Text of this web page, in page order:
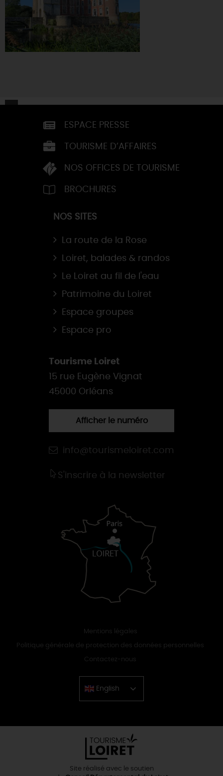
ESPACE PRESSE
TOURISME D’AFFAIRES
NOS OFFICES DE TOURISME
BROCHURES
NOS SITES
La route de la Rose
Loiret, balades & randos
Le Loiret au fil de l'eau
Patrimoine du Loiret
Espace groupes
Espace pro
Tourisme Loiret
15 rue Eugène Vignat
45000 Orléans
Afficher le numéro
info@tourismeloiret.com
S'inscrire à la newsletter
Mentions légales
Politique générale de protection des données personnelles
Contactez-nous
English
Chinese
Site réalisé avec le soutien